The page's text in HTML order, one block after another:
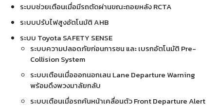
ระบบช่วยเตือนเมื่อมีรถตัดผ่านขณะถอยหลัง RCTA
ระบบปรับไฟสูงอัตโนมัติ AHB
ระบบ Toyota SAFETY SENSE
ระบบความปลอดภัยก่อนการชน และ เบรกอัตโนมัติ Pre-
Collision System
ระบบเตือนเมื่อออกนอกเลน Lane Departure Warning
พร้อมดึงพวงมาลัยกลับ
ระบบเตือนเมื่อรถคันหน้าเคลื่อนตัว Front Departure Alert